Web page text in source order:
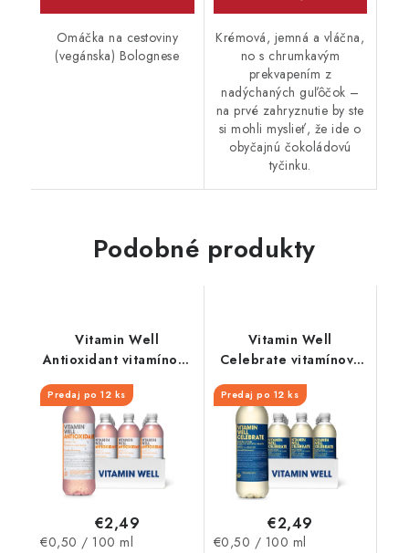
Omáčka na cestoviny
(vegánska) Bolognese
Krémová, jemná a vláčna,
no s chrumkavým
prekvapením z
nadýchaných guľôčok –
na prvé zahryznutie by ste
si mohli myslieť, že ide o
obyčajnú čokoládovú
tyčinku.
Podobné produkty
Vitamin Well
Antioxidant vitamínový
nápoj 500 ml
Predaj po 12 ks
€2,49
Jednotková
€0,50 / 100 ml
Vitamin Well
Celebrate vitamínový
nápoj 500 ml
Predaj po 12 ks
€2,49
Jednotková
€0,50 / 100 ml